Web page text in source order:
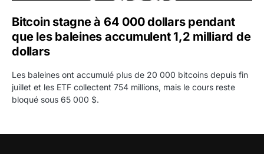
Bitcoin stagne à 64 000 dollars pendant
que les baleines accumulent 1,2 milliard de
dollars
Les baleines ont accumulé plus de 20 000 bitcoins depuis fin
juillet et les ETF collectent 754 millions, mais le cours reste
bloqué sous 65 000 $.